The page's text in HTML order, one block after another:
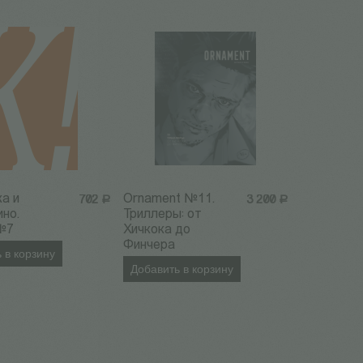
702 Р
и
в корзину
3 200 Р
Ornament №11.
Триллеры: от
Хичкока до
Финчера
Добавить в корзину